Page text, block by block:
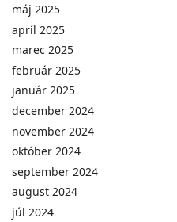
máj 2025
apríl 2025
marec 2025
február 2025
január 2025
december 2024
november 2024
október 2024
september 2024
august 2024
júl 2024